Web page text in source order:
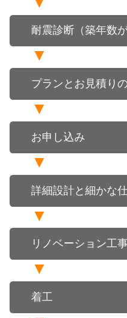
耐震診断（築年数
プランとお見積り
お申し込み
詳細設計と細かな
リノベーション工
着工